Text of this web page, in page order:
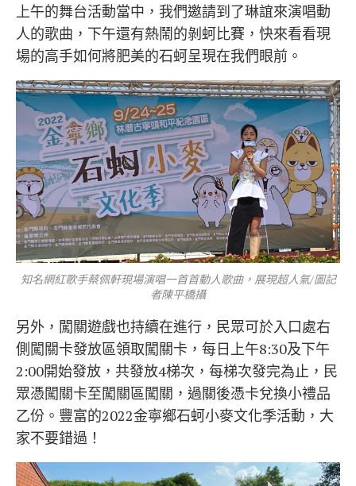
上午的舞台活動當中，我們邀請到了琳誼來演唱動
人的歌曲，下午還有熱鬧的剝蚵比賽，快來看看現
場的高手如何將肥美的石蚵呈現在我們眼前。
知名網紅歌手蔡佩軒現場演唱一首首動人歌曲，展現超人氣/圖記
者陳平橋攝
另外，闖關遊戲也持續在進行，民眾可於入口處右
側闖關卡發放區領取闖關卡，每日上午8:30及下午
2:00開始發放，共發放4梯次，每梯次發完為止，民
眾憑闖關卡至闖關區闖關，過關後憑卡兌換小禮品
乙份。豐富的2022金寧鄉石蚵小麥文化季活動，大
家不要錯過！